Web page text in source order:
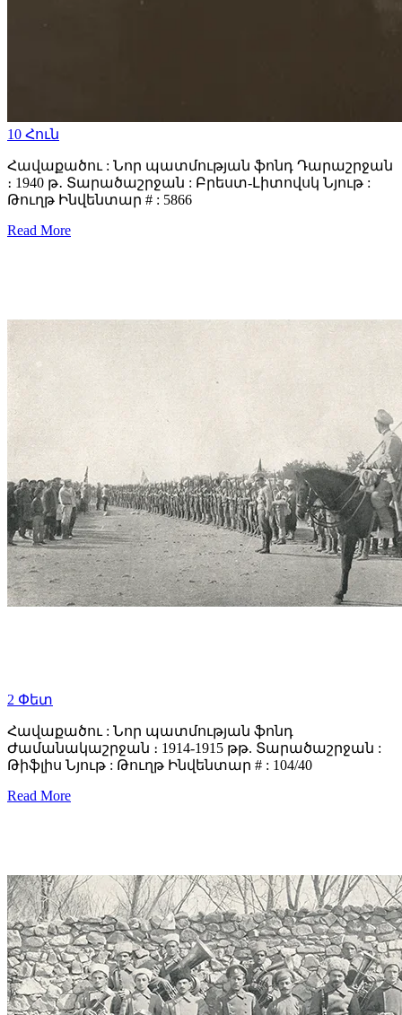
10 Հուն
Հավաքածու : Նոր պատմության ֆոնդ Դարաշրջան
։ 1940 թ․ Տարածաշրջան : Բրեստ-Լիտովսկ Նյութ :
Թուղթ Ինվենտար # : 5866
Read More
2 Փետ
Հավաքածու : Նոր պատմության ֆոնդ
Ժամանակաշրջան ։ 1914-1915 թթ. Տարածաշրջան :
Թիֆլիս Նյութ : Թուղթ Ինվենտար # : 104/40
Read More